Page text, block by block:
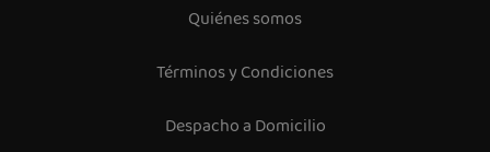
Quiénes somos
Términos y Condiciones
Despacho a Domicilio